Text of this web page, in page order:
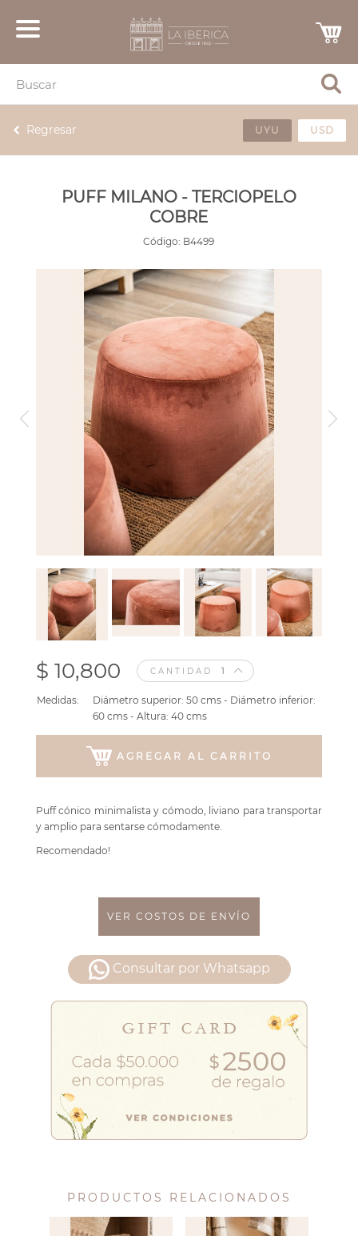
Regresar UYU USD
PUFF MILANO - TERCIOPELO
COBRE
Código: B4499
$ 10,800 CANTIDAD
Medidas:
Diámetro superior: 50 cms - Diámetro inferior:
60 cms - Altura: 40 cms
AGREGAR AL CARRITO
Puff cónico minimalista y cómodo, liviano para transportar
y amplio para sentarse cómodamente.
Recomendado!
VER COSTOS DE ENVÍO
Consultar por Whatsapp
PRODUCTOS RELACIONADOS